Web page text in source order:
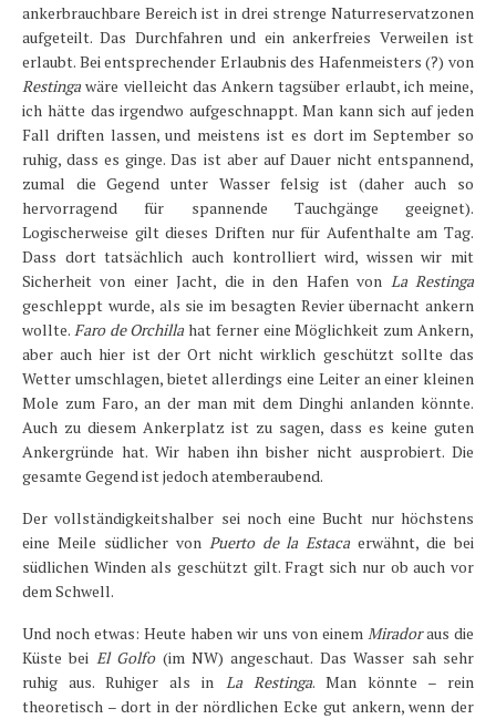
ankerbrauchbare Bereich ist in drei strenge Naturreservatzonen
aufgeteilt. Das Durchfahren und ein ankerfreies Verweilen ist
erlaubt. Bei entsprechender Erlaubnis des Hafenmeisters (?) von
Restingawäre vielleicht das Ankern tagsüber erlaubt, ich meine,
ich hätte das irgendwo aufgeschnappt. Man kann sich auf jeden
Fall driften lassen, und meistens ist es dort im September so
ruhig, dass es ginge. Das ist aber auf Dauer nicht entspannend,
zumal die Gegend unter Wasser felsig ist (daher auch so
hervorragend für spannende Tauchgänge geeignet).
Logischerweise gilt dieses Driften nur für Aufenthalte am Tag.
Dass dort tatsächlich auch kontrolliert wird, wissen wir mit
Sicherheit von einer Jacht, die in den Hafen von La Restinga
geschleppt wurde, als sie im besagten Revier übernacht ankern
wollte. Faro de Orchillahat ferner eine Möglichkeit zum Ankern,
aber auch hier ist der Ort nicht wirklich geschützt sollte das
Wetter umschlagen, bietet allerdings eine Leiter an einer kleinen
Mole zum Faro, an der man mit dem Dinghi anlanden könnte.
Auch zu diesem Ankerplatz ist zu sagen, dass es keine guten
Ankergründe hat. Wir haben ihn bisher nicht ausprobiert. Die
gesamte Gegend ist jedoch atemberaubend.
Der vollständigkeitshalber sei noch eine Bucht nur höchstens
eine Meile südlicher von Puerto de la Estacaerwähnt, die bei
südlichen Winden als geschützt gilt. Fragt sich nur ob auch vor
dem Schwell.
Und noch etwas: Heute haben wir uns von einem Miradoraus die
Küste bei El Golfo(im NW) angeschaut. Das Wasser sah sehr
ruhig aus. Ruhiger als in La Restinga. Man könnte – rein
theoretisch – dort in der nördlichen Ecke gut ankern, wenn der